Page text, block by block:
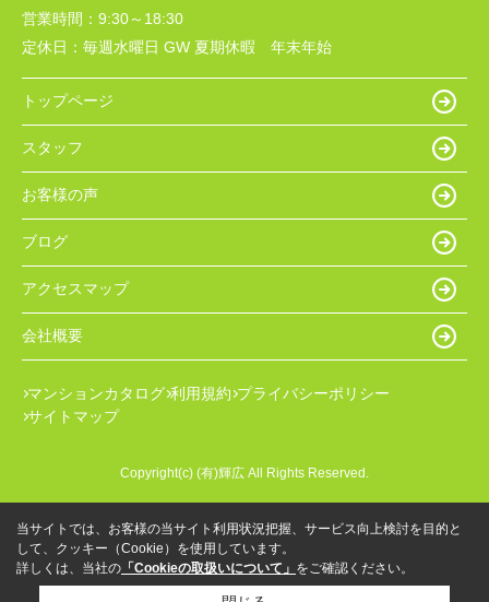
営業時間： 9:30～18:30
定休日： 毎週水曜日 GW 夏期休暇 年末年始
トップページ
スタッフ
お客様の声
ブログ
アクセスマップ
会社概要
マンションカタログ 利用規約 プライバシーポリシー
サイトマップ
Copyright(c) (有)輝広 All Rights Reserved.
当サイトでは、お客様の当サイト利用状況把握、サービス向上検討を目的と
して、クッキー（Cookie）を使用しています。
詳しくは、当社の 「Cookieの取扱いについて」 をご確認ください。